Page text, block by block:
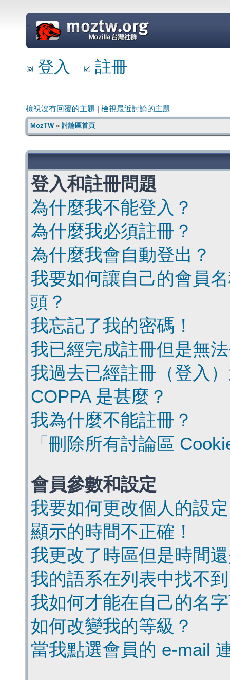
=
登入 註冊
檢視沒有回覆的主題 檢視最近討論的主題
MozTW» 討論區首頁
登入和註冊問題
為什麼我不能登入？
為什麼我必須註冊？
為什麼我會自動登出？
我要如何讓自己的會員
頭？
我忘記了我的密碼！
我已經完成註冊但是無
我過去已經註冊（登入
COPPA 是甚麼？
我為什麼不能註冊？
「刪除所有討論區
會員參數和設定
我要如何更改個人的設
顯示的時間不正確！
我更改了時區但是時間
我的語系在列表中找不
我如何才能在自己的名
如何改變我的等級？
當我點選會員的 e-mail